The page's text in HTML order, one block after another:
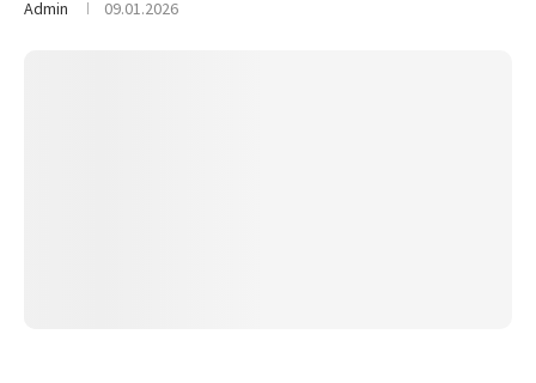
Admin 09.01.2026